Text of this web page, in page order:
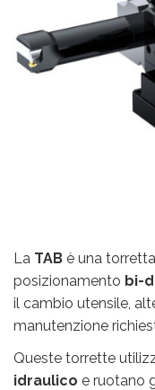
La TAB è una
posizionamento bi-
il cambio utensile,
manutenzione
Queste torrette
idraulico e ruotano